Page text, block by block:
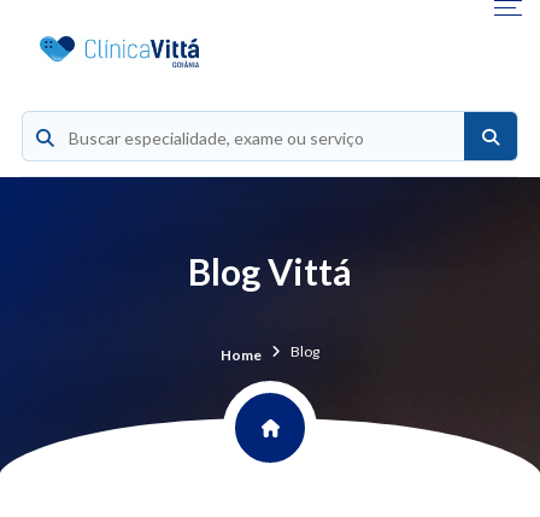
Blog Vittá
Home Blog